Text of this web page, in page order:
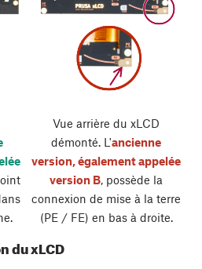
Vue arrière du xLCD
démonté. L'ancienne
version, également appelée
version B, possède la
connexion de mise à la terre
(PE / FE) en bas à droite.
du xLCD